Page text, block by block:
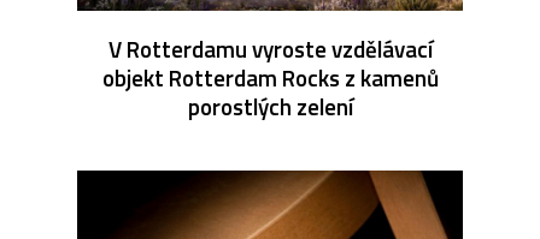
V Rotterdamu vyroste vzdělávací
objekt Rotterdam Rocks z kamenů
porostlých zelení